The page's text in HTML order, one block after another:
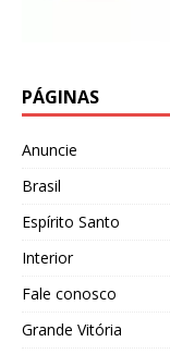
PÁGINAS
Anuncie
Brasil
Espírito Santo
Interior
Fale conosco
Grande Vitória